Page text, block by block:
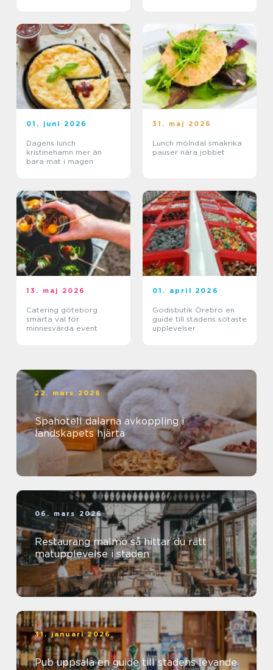
01. juni 2026
Dagens lunch
kristinehamn mer än
bara mat i magen
31. maj 2026
Lunch mölndal smakrika
pauser nära jobbet
13. maj 2026
Catering göteborg
smarta val för
minnesvärda event
01. april 2026
Godisbutik Örebro en
guide till stadens sötaste
upplevelser
22. mars 2026
Spahotell dalarna avkoppling i
landskapets hjärta
06. mars 2026
Restaurang malmö så hittar du rätt
matupplevelse i staden
31. januari 2026
Pub uppsala en guide till stadens levande